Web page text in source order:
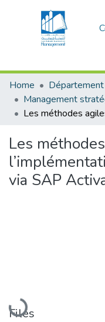
Home
Les
via SAP
Loading...
Files